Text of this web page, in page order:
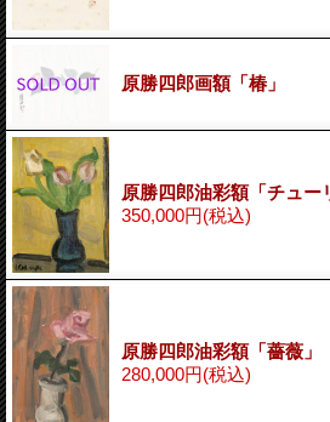
原勝四郎画額「椿」
原勝四郎油彩額「チュー
350,000円(税込)
原勝四郎油彩額「薔薇」
280,000円(税込)